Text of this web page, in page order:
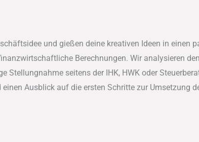
und gießen deine kreativen Ideen in einen
Berechnungen. Wir analysieren
seitens der IHK, HWK oder
Ausblick auf die ersten Schritte zur Umsetzung